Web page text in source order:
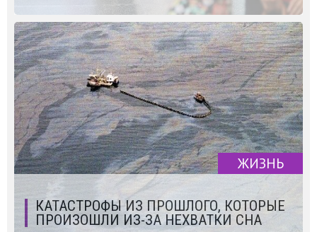
ЖИЗНЬ
КАТАСТРОФЫ ИЗ ПРОШЛОГО, КОТОРЫЕ
ПРОИЗОШЛИ ИЗ-ЗА НЕХВАТКИ СНА